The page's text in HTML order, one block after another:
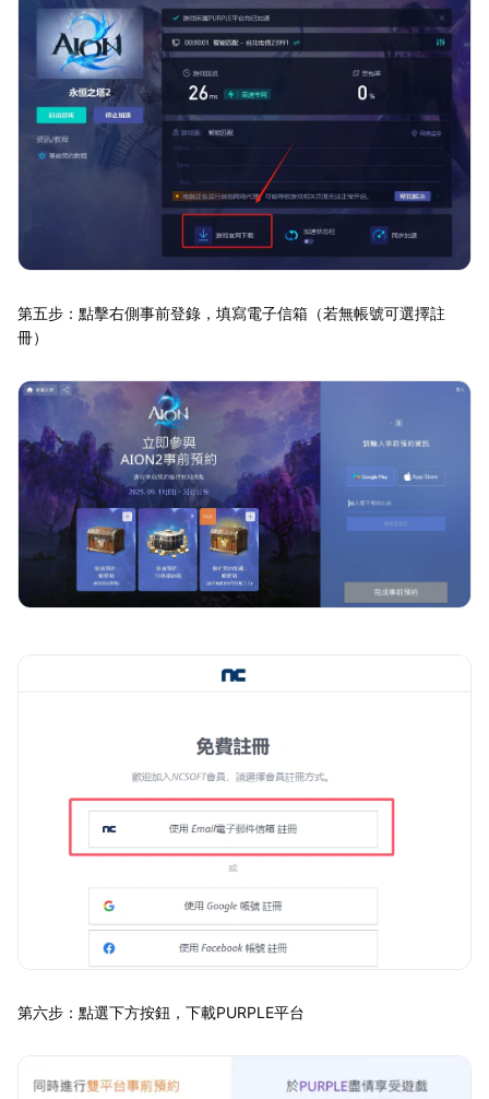
第五步：點擊右側事前登錄，填寫電子信箱（若無帳號可選擇註
冊）
第六步：點選下方按鈕，下載PURPLE平台